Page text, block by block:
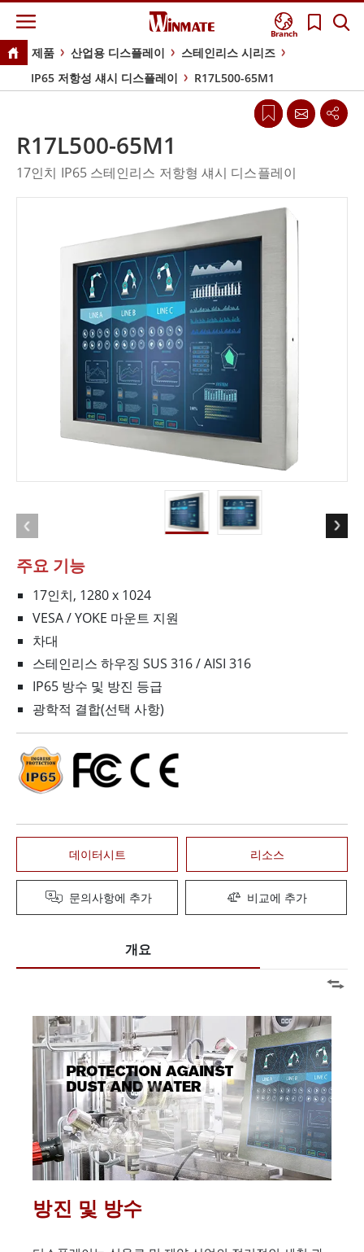
Branch
제품 산업용 디스플레이
스테인리스 시리즈
IP65 저항성 섀시 디스플레이
R17L500-65M1
주요 기능
17인치, 1280 x 1024
VESA / YOKE 마운트 지원
차대
스테인리스 하우징 SUS 316 / AISI 316
IP65 방수 및 방진 등급
광학적 결합(선택 사항)
데이터시트 리소스
문의사항에 추가 비교에 추가
R17L500-65M1
17인치 IP65 스테인리스 저항형 섀시 디스플레이
개요
방진 및 방수